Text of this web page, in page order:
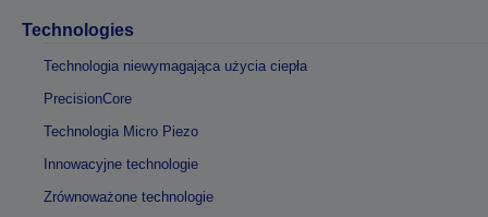
Technologies
Technologia niewymagająca użycia ciepła
PrecisionCore
Technologia Micro Piezo
Innowacyjne technologie
Zrównoważone technologie